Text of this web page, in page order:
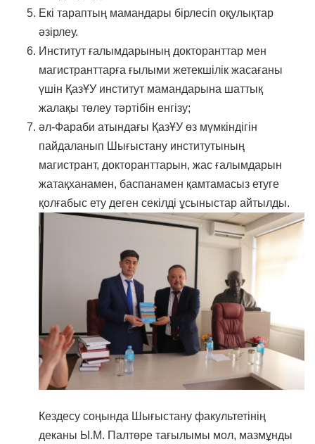
Екі тараптың мамандары бірлесіп оқулықтар
әзірлеу.
Институт ғалымдарының докторанттар мен
магистранттарға ғылыми жетекшілік жасағаны
үшін ҚазҰУ институт мамандарына шаттық
жалақы төлеу тәртібін енгізу;
әл-Фараби атындағы ҚазҰУ өз мүмкіндігін
пайдаланып Шығыстану институтының
магистрант, докторанттарын, жас ғалымдарын
жатақханамен, баспанамен қамтамасыз етуге
қолғабыс ету деген секілді ұсыныстар айтылды.
Кездесу соңында Шығыстану факультетінің
деканы Ы.М. Палтөре тағылымы мол, мазмұнды